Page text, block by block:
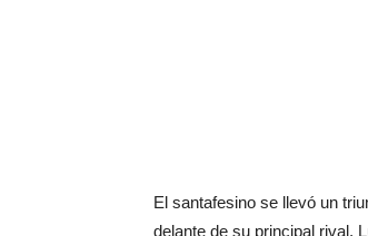
El santafesino se llevó un
delante de su principal rival,